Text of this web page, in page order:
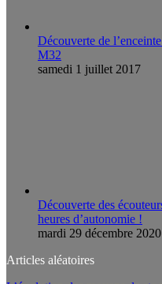
Découverte de
M32
samedi 1 juillet 2017
Découverte des
heures d’autonomie !
mardi 29 décembre 2020
Articles aléatoires